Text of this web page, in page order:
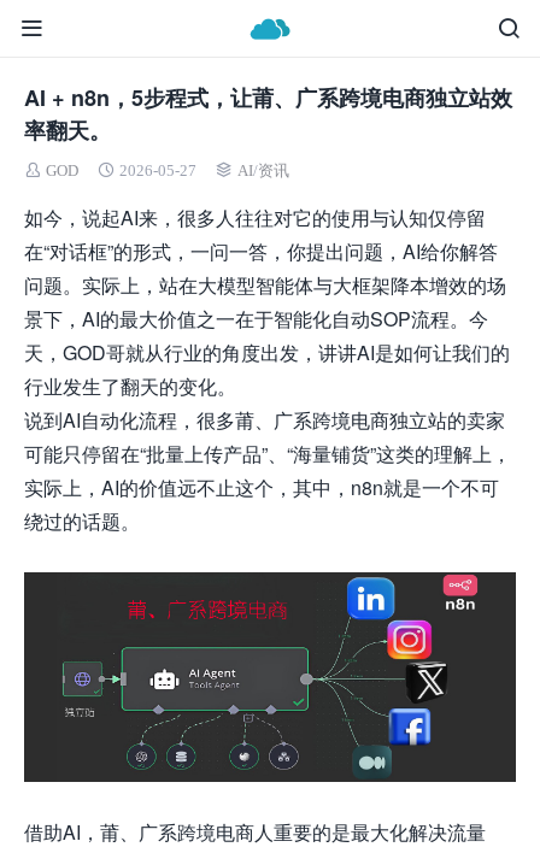
AI + n8n，5步程式，让莆、广系跨境电商独立站效
率翻天。
GOD 2026-05-27 AI/资讯
如今，说起AI来，很多人往往对它的使用与认知仅停留
在“对话框”的形式，一问一答，你提出问题，AI给你解答
问题。实际上，站在大模型智能体与大框架降本增效的场
景下，AI的最大价值之一在于智能化自动SOP流程。今
天，GOD哥就从行业的角度出发，讲讲AI是如何让我们的
行业发生了翻天的变化。
说到AI自动化流程，很多莆、广系跨境电商独立站的卖家
可能只停留在“批量上传产品”、“海量铺货”这类的理解上，
实际上，AI的价值远不止这个，其中， n8n就是一个不可
绕过的话题。
借助AI，莆、广系跨境电商人重要的是最大化解决流量